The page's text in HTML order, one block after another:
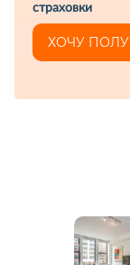
страховки
ХОЧУ